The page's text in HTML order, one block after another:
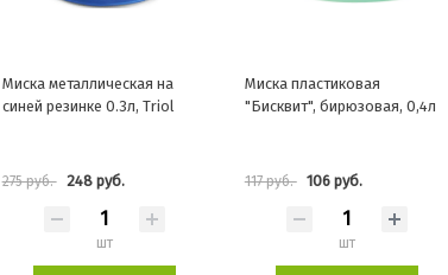
Миска металлическая на
cиней резинке 0.3л, Triol
275 руб. 248 руб.
шт
Миска пластиковая
"Бисквит", бирюзовая, 0,4л
117 руб. 106 руб.
шт